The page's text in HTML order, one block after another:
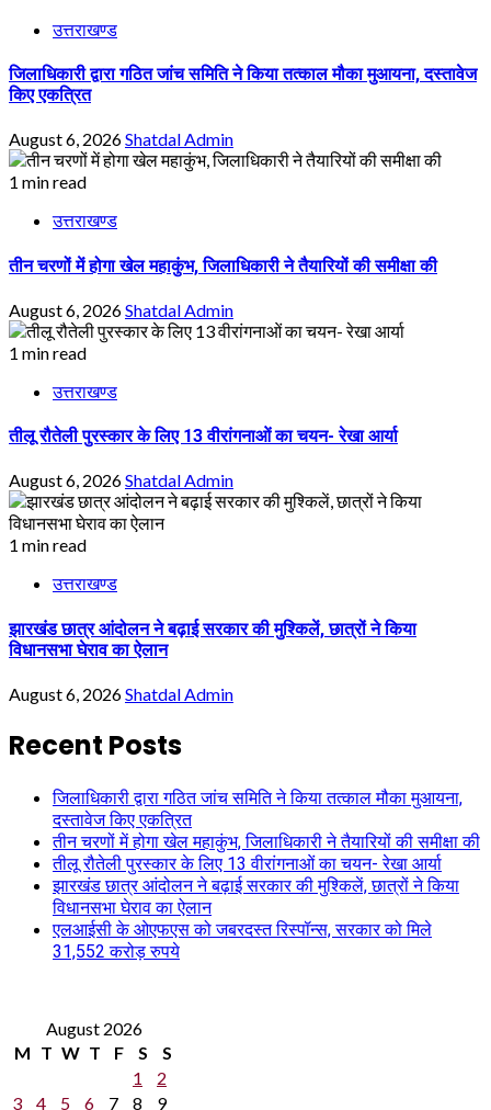
उत्तराखण्ड
जिलाधिकारी द्वारा गठित जांच समिति ने किया तत्काल मौका मुआयना, दस्तावेज
किए एकत्रित
August 6, 2026Shatdal Admin
1 min read
उत्तराखण्ड
तीन चरणों में होगा खेल महाकुंभ, जिलाधिकारी ने तैयारियों की समीक्षा की
August 6, 2026Shatdal Admin
1 min read
उत्तराखण्ड
तीलू रौतेली पुरस्कार के लिए 13 वीरांगनाओं का चयन- रेखा आर्या
August 6, 2026Shatdal Admin
1 min read
उत्तराखण्ड
झारखंड छात्र आंदोलन ने बढ़ाई सरकार की मुश्किलें, छात्रों ने किया
विधानसभा घेराव का ऐलान
August 6, 2026Shatdal Admin
Recent Posts
जिलाधिकारी द्वारा गठित जांच समिति ने किया तत्काल मौका मुआयना,
दस्तावेज किए एकत्रित
तीन चरणों में होगा खेल महाकुंभ, जिलाधिकारी ने तैयारियों की समीक्षा की
तीलू रौतेली पुरस्कार के लिए 13 वीरांगनाओं का चयन- रेखा आर्या
झारखंड छात्र आंदोलन ने बढ़ाई सरकार की मुश्किलें, छात्रों ने किया
विधानसभा घेराव का ऐलान
एलआईसी के ओएफएस को जबरदस्त रिस्पॉन्स, सरकार को मिले
31,552 करोड़ रुपये
August 2026
M T W T F S
S
1
2
3
4 5 6 7 8 9